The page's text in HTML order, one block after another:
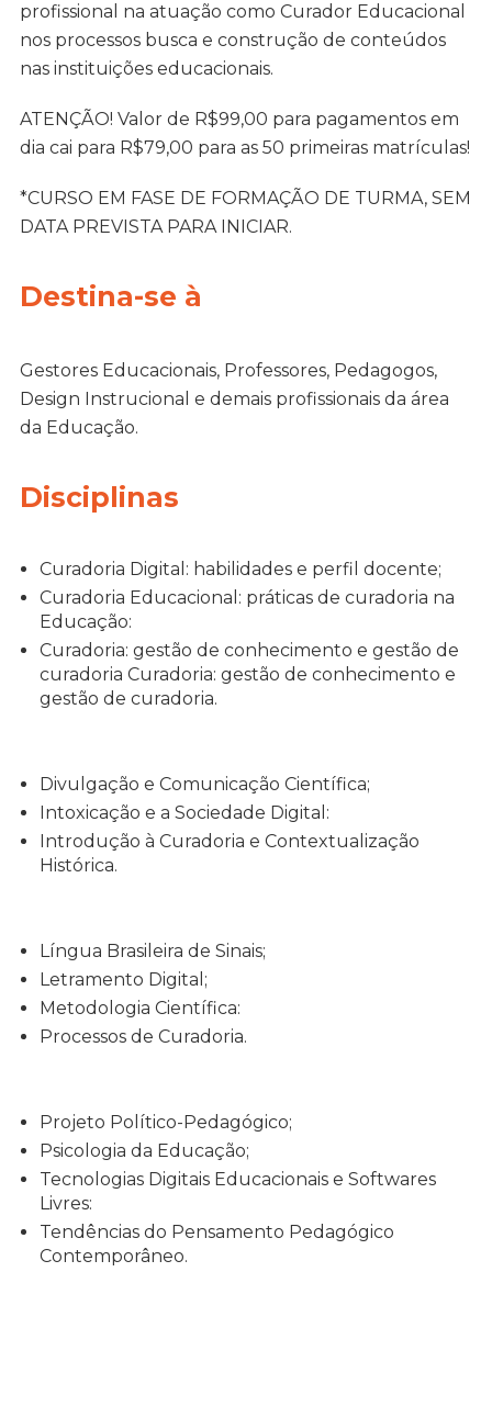
profissional na atuação como Curador Educacional
nos processos busca e construção de conteúdos
nas instituições educacionais.
ATENÇÃO! Valor de R$99,00 para pagamentos em
dia cai para R$79,00 para as 50 primeiras matrículas!
*CURSO EM FASE DE FORMAÇÃO DE TURMA, SEM
DATA PREVISTA PARA INICIAR.
Destina-se à
Gestores Educacionais, Professores, Pedagogos,
Design Instrucional e demais profissionais da área
da Educação.
Disciplinas
Curadoria Digital: habilidades e perfil docente;
Curadoria Educacional: práticas de curadoria na
Educação:
Curadoria: gestão de conhecimento e gestão de
curadoria Curadoria: gestão de conhecimento e
gestão de curadoria.
Divulgação e Comunicação Científica;
Intoxicação e a Sociedade Digital:
Introdução à Curadoria e Contextualização
Histórica.
Língua Brasileira de Sinais;
Letramento Digital;
Metodologia Científica:
Processos de Curadoria.
Projeto Político-Pedagógico;
Psicologia da Educação;
Tecnologias Digitais Educacionais e Softwares
Livres:
Tendências do Pensamento Pedagógico
Contemporâneo.